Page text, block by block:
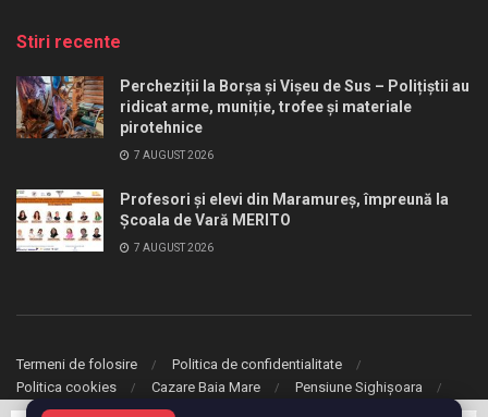
Stiri recente
Percheziții la Borșa și Vișeu de Sus – Polițiștii au
ridicat arme, muniție, trofee și materiale
pirotehnice
7 AUGUST 2026
Profesori și elevi din Maramureș, împreună la
Școala de Vară MERITO
7 AUGUST 2026
Termeni de folosire
Politica de confidentialitate
Politica cookies
Cazare Baia Mare Pensiune Sighișoara